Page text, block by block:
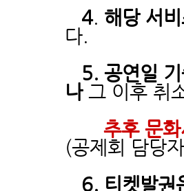
4. 해당 서
다.
5. 공연일
나그 이후 취
추후 문
(공제회 담당
6. 티켓발